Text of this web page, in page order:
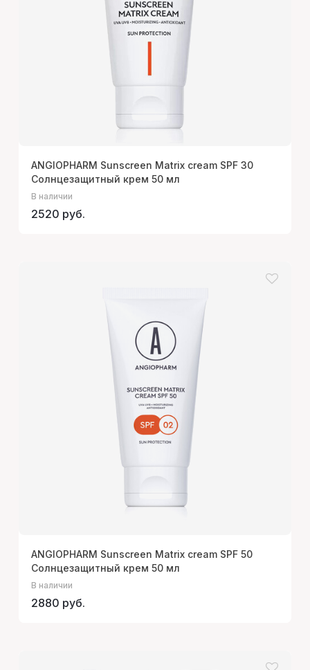
ANGIOPHARM Sunscreen Matrix cream SPF 30
Солнцезащитный крем 50 мл
В наличии
2520 руб.
ANGIOPHARM Sunscreen Matrix cream SPF 50
Солнцезащитный крем 50 мл
В наличии
2880 руб.